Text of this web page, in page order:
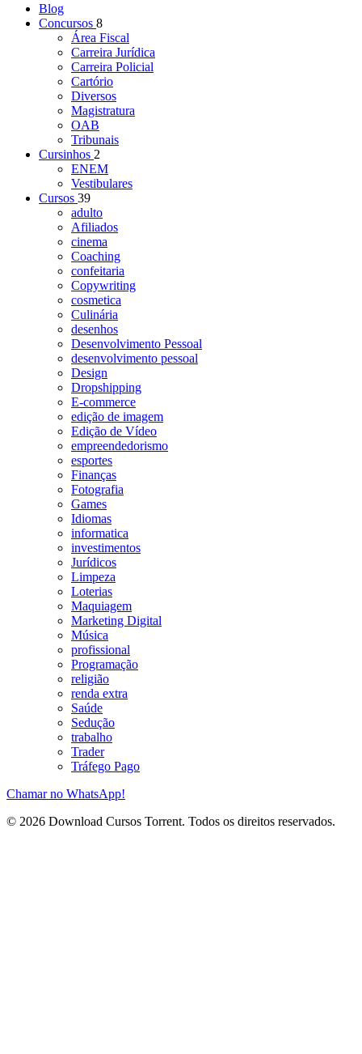
Blog
Concursos 8
Área Fiscal
Carreira Jurídica
Carreira Policial
Cartório
Diversos
Magistratura
OAB
Tribunais
Cursinhos 2
ENEM
Vestibulares
Cursos 39
adulto
Afiliados
cinema
Coaching
confeitaria
Copywriting
cosmetica
Culinária
desenhos
Desenvolvimento Pessoal
desenvolvimento pessoal
Design
Dropshipping
E-commerce
edição de imagem
Edição de Vídeo
empreendedorismo
esportes
Finanças
Fotografia
Games
Idiomas
informatica
investimentos
Jurídicos
Limpeza
Loterias
Maquiagem
Marketing Digital
Música
profissional
Programação
religião
renda extra
Saúde
Sedução
trabalho
Trader
Tráfego Pago
Chamar no WhatsApp!
© 2026 Download Cursos Torrent. Todos os direitos reservados.